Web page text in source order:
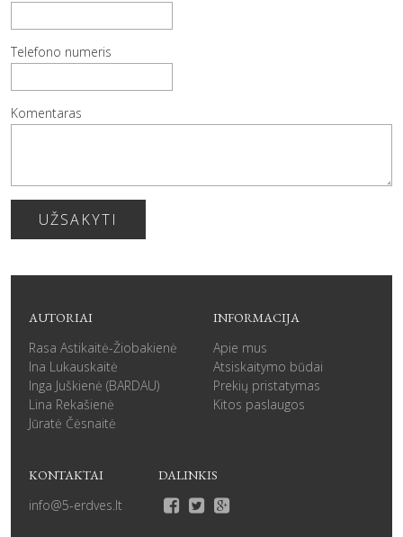
Telefono numeris
Komentaras
UŽSAKYTI
AUTORIAI
Rasa Astikaitė-Žiobakienė
Ina Lukauskaitė
Inga Juškienė (BARDAU)
Lina Rekašienė
Jūratė Čėsnaitė
INFORMACIJA
Apie mus
Atsiskaitymo būdai
Prekių pristatymas
Kitos paslaugos
KONTAKTAI
info@5-erdves.lt
DALINKIS